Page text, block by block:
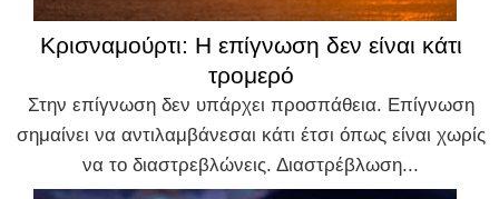
Κρισναμούρτι: Η επίγνωση δεν είναι κάτι
τρομερό
Στην επίγνωση δεν υπάρχει προσπάθεια. Επίγνωση
σημαίνει να αντιλαμβάνεσαι κάτι έτσι όπως είναι χωρίς
να το διαστρεβλώνεις. Διαστρέβλωση...